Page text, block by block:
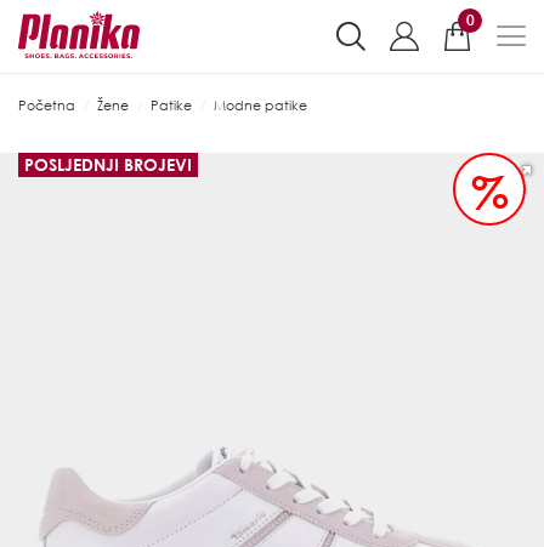
0
Početna Žene Patike Modne patike
%
POSLJEDNJI BROJEVI